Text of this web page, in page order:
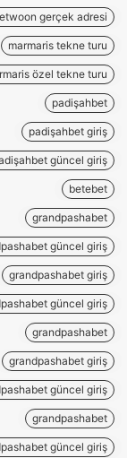
gerçek adresi
marmaris tekne turu
özel tekne turu
padişahbet
padişahbet giriş
güncel giriş
betebet
grandpashabet
güncel giriş
grandpashabet giriş
güncel giriş
grandpashabet
grandpashabet giriş
güncel giriş
grandpashabet
güncel giriş